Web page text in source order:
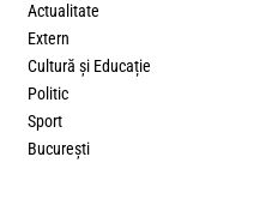
Actualitate
Extern
Cultură și Educație
Politic
Sport
București